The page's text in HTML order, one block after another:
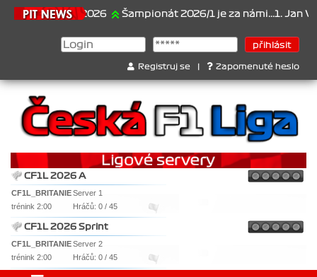
21.6.2026 Šampionát 2026/1 je za námi...1. Jan
Registruj se Zapomenuté heslo
CF1L 2026 A
CF1L_BRITANIEServer 1
trénink 2:00
Hráčů: 0 / 45
CF1L 2026 Sprint
CF1L_BRITANIEServer 2
trénink 2:00
Hráčů: 0 / 45